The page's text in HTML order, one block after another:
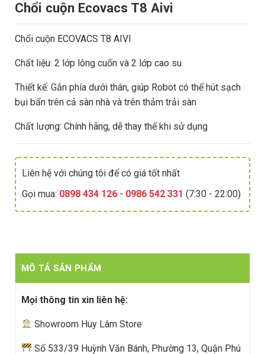
Chổi cuộn Ecovacs T8 Aivi
Chổi cuộn ECOVACS T8 AIVI
Chất liệu: 2 lớp lông cuốn và 2 lớp cao su
Thiết kế: Gắn phía dưới thân, giúp Robot có thể hút sạch
bụi bẩn trên cả sàn nhà và trên thảm trải sàn
Chất lượng: Chính hãng, dễ thay thế khi sử dụng
Liên hệ với chúng tôi để có giá tốt nhất
Gọi mua: 0898 434 126 - 0986 542 331 (7:30 - 22:00)
MÔ TẢ SẢN PHẨM
Mọi thông tin xin liên hệ:
Showroom Huy Lâm Store
Số 533/39 Huỳnh Văn Bánh, Phường 13, Quận Phú